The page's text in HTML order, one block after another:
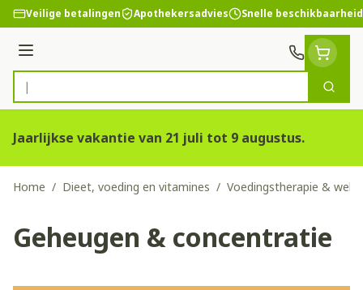
Ga naar de inhoud
Veilige betalingen Apothekersadvies Snelle beschikbaarheid
Menu
Product, merk, categorie...
Zoek
Jaarlijkse vakantie van 21 juli tot 9 augustus.
Home / Dieet, voeding en vitamines / Voedingstherapie &
Geheugen & concentratie